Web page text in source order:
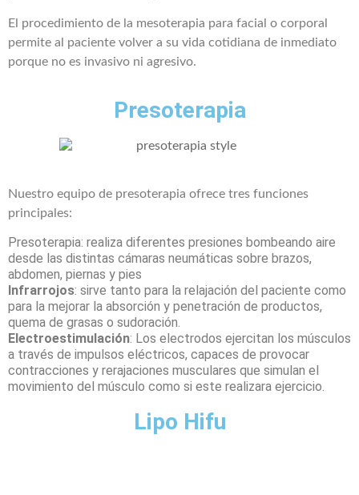
El procedimiento de la mesoterapia para facial o corporal
permite al paciente volver a su vida cotidiana de inmediato
porque no es invasivo ni agresivo.
Presoterapia
Nuestro equipo de presoterapia ofrece tres funciones
principales:
Presoterapia: realiza diferentes presiones bombeando aire
desde las distintas cámaras neumáticas sobre brazos,
abdomen, piernas y pies
Infrarrojos: sirve tanto para la relajación del paciente como
para la mejorar la absorción y penetración de productos,
quema de grasas o sudoración.
Electroestimulación: Los electrodos ejercitan los músculos
a través de impulsos eléctricos, capaces de provocar
contracciones y rerajaciones musculares que simulan el
movimiento del músculo como si este realizara ejercicio.
Lipo Hifu